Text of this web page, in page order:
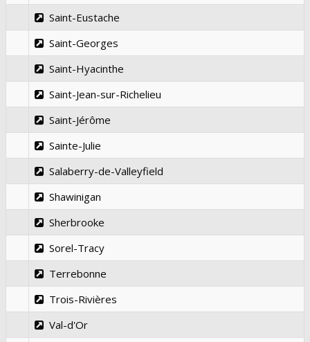
Saint-Eustache
Saint-Georges
Saint-Hyacinthe
Saint-Jean-sur-Richelieu
Saint-Jérôme
Sainte-Julie
Salaberry-de-Valleyfield
Shawinigan
Sherbrooke
Sorel-Tracy
Terrebonne
Trois-Rivières
Val-d'Or